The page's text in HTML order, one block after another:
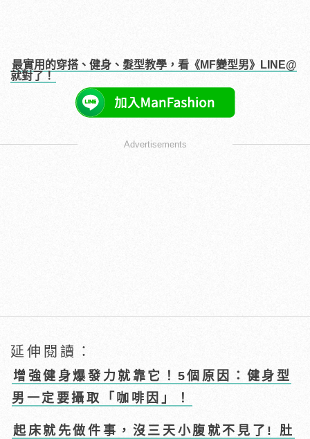
最實用的穿搭、健身、髮型教學，看《MF變型男》LINE@
就對了！
Advertisements
延伸閱讀：
增強健身爆發力就靠它！5個原因：健身型
男一定要攝取「咖啡因」！
起床就先做件事，沒三天小腹就不見了! 肚